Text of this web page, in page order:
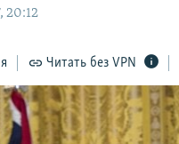
20:12
Читать без VPN